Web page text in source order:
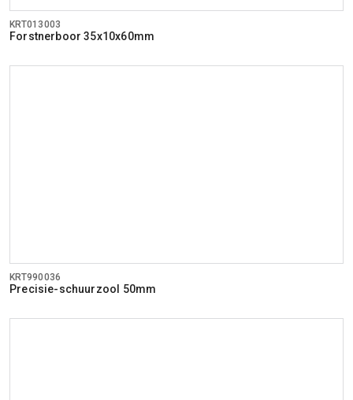
KRT013003
Forstnerboor 35x10x60mm
KRT990036
Precisie-schuurzool 50mm